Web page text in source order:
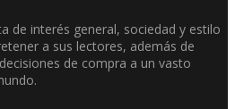
de interés general, sociedad y estilo
a sus lectores, además de
de compra a un vasto